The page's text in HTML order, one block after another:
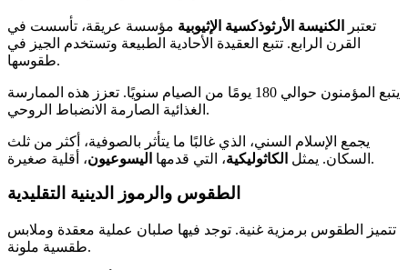
تعتبر الكنيسة الأرثوذكسية الإثيوبية مؤسسة عريقة، تأسست في
القرن الرابع. تتبع العقيدة الأحادية الطبيعة وتستخدم الجيز في
طقوسها.
يتبع المؤمنون حوالي 180 يومًا من الصيام سنويًا. تعزز هذه الممارسة
الغذائية الصارمة الانضباط الروحي.
يجمع الإسلام السني، الذي غالبًا ما يتأثر بالصوفية، أكثر من ثلث
السكان. يمثل الكاثوليكية، التي قدمها اليسوعيون ، أقلية صغيرة.
الطقوس والرموز الدينية التقليدية
تتميز الطقوس برمزية غنية. توجد فيها صلبان عملية معقدة وملابس
طقسية ملونة.